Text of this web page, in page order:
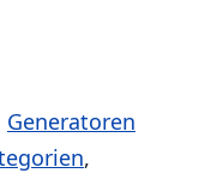
Generatoren
,